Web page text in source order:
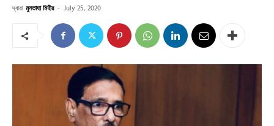
দ্বারা মুনতাহা মিহীর - July 25, 2020